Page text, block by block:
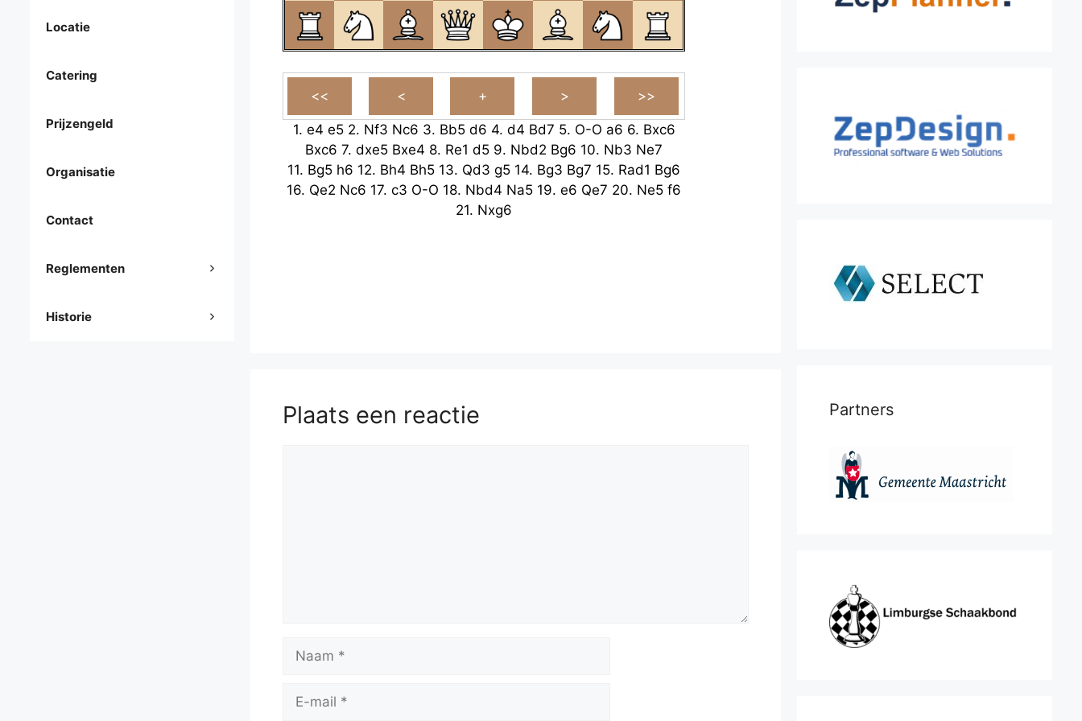
1. e4 e5 2. Nf3 Nc6 3. Bb5 d6 4. d4 Bd7 5. O-O a6 6. Bxc6
Bxc6 7. dxe5 Bxe4 8. Re1 d5 9. Nbd2 Bg6 10. Nb3 Ne7
11. Bg5 h6 12. Bh4 Bh5 13. Qd3 g5 14. Bg3 Bg7 15. Rad1 Bg6
16. Qe2 Nc6 17. c3 O-O 18. Nbd4 Na5 19. e6 Qe7 20. Ne5 f6
21. Nxg6
Plaats een reactie
mail
Locatie
Catering
Prijzengeld
Organisatie
Contact
Reglementen
Historie
Partners